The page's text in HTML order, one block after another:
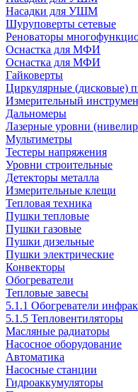
Насадки для УШМ
Шуруповерты сетевые
Реноваторы
Оснастка для МФИ
Оснастка для МФИ
Гайковерты
Циркулярные (дисковые)
Измерительный
Дальномеры
Лазерные уровни
Мультиметры
Тестеры напряжения
Уровни строительные
Детекторы металла
Измерительные клещи
Тепловая техника
Пушки тепловые
Пушки газовые
Пушки дизельные
Пушки электрические
Конвекторы
Обогреватели
Тепловые завесы
5.1.1 Обогреватели
5.1.5 Тепловентиляторы
Масляные радиаторы
Насосное оборудование
Автоматика
Насосные станции
Гидроаккумуляторы